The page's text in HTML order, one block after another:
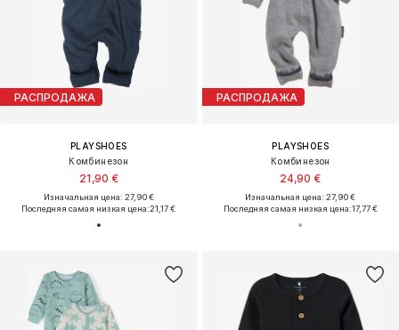
РАСПРОДАЖА
PLAYSHOES
Комбинезон
21,90 €
Изначальная цена: 27,90 €
Последняя самая низкая цена:21,17 €
РАСПРОДАЖА
PLAYSHOES
Комбинезон
24,90 €
Изначальная цена: 27,90 €
Последняя самая низкая цена:17,77 €